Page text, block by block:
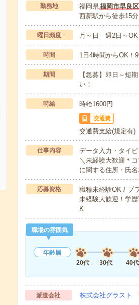
勤務地 福岡県福岡市早良区
西新駅から徒歩15
曜日頻度 月～日 週2日～
時間 1日4時間からOK！
期間
【急募】即日～短
い！
時給 時給1600円
交通費
交通費支給(規定有)
仕事内容
データ入力・タイ
＼未経験大歓迎＊
に関する住所・氏
応募資格
職種未経験OK / ブ
未経験大歓迎！学
K
職場の雰囲気
年齢層
20代
30代 40代
派遣会社 株式会社グラスト